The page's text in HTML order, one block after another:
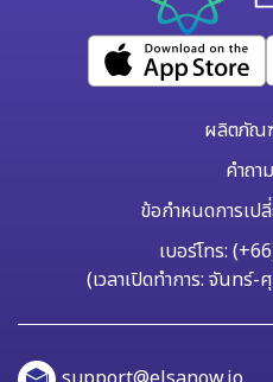
ผลิตภัณ
คำถา
ข้อกำหนดการเ
เบอร์โทร:
(เวลาเปิดทำการ: จันทร์